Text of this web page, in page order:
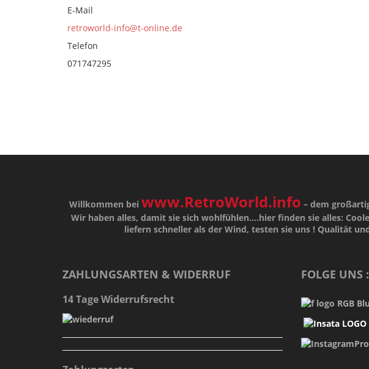
E-Mail
retroworld-info@t-online.de
Telefon
071747295
Willkommen bei www.RetroWorld.info – dem
Wir haben alles, damit sie sich wohlfühlen....hier finden sie alles:
liefern schneller als der Wind, testen sie uns ! Qualität
ZAHLUNGSARTEN & WIDERRUF
14 Tage Widerrufsrecht
FOLGE UNS